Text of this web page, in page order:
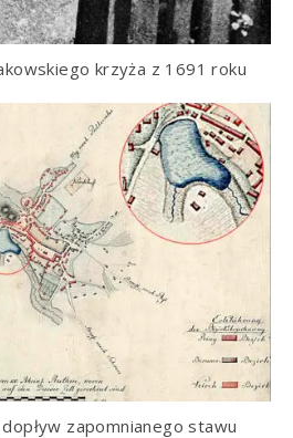
krzyża z 1691 roku
zapomnianego stawu